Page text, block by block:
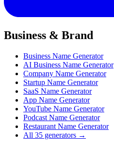
Business & Brand
Business Name Generator
AI Business Name Generator
Company Name Generator
Startup Name Generator
SaaS Name Generator
App Name Generator
YouTube Name Generator
Podcast Name Generator
Restaurant Name Generator
All 35 generators →